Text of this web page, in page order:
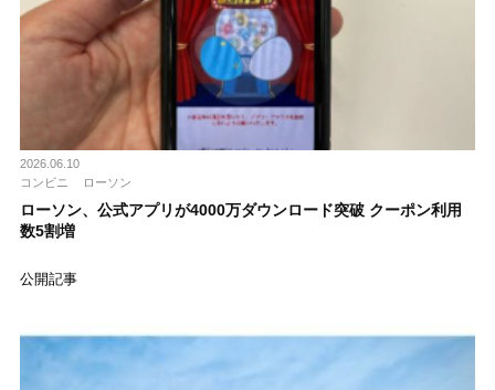
2026.06.10
コンビニ
ローソン
ローソン、公式アプリが4000万ダウンロード突破 クーポン利用
数5割増
公開記事